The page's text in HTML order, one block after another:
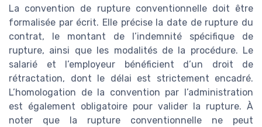
La convention de rupture conventionnelle doit être
formalisée par écrit. Elle précise la date de rupture du
contrat, le montant de l’indemnité spécifique de
rupture, ainsi que les modalités de la procédure. Le
salarié et l’employeur bénéficient d’un droit de
rétractation, dont le délai est strictement encadré.
L’homologation de la convention par l’administration
est également obligatoire pour valider la rupture. À
noter que la rupture conventionnelle ne peut